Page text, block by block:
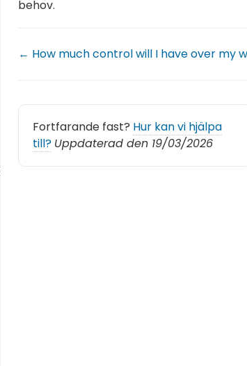
behov.
← How much control will I have over my
Fortfarande fast? Hur kan vi hjälpa
till? Uppdaterad den 19/03/2026